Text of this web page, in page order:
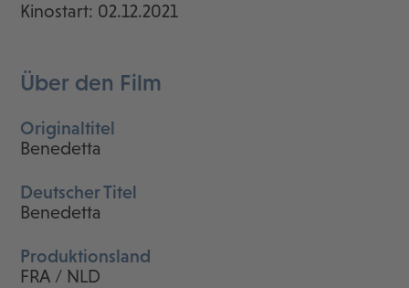
Kinostart: 02.12.2021
Über den Film
Originaltitel
Benedetta
Deutscher Titel
Benedetta
Produktionsland
FRA / NLD